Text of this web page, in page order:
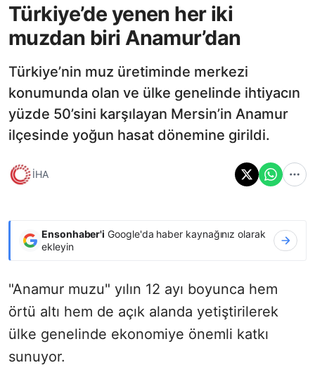
Türkiye’de yenen her iki
muzdan biri Anamur’dan
Türkiye’nin muz üretiminde merkezi
konumunda olan ve ülke genelinde ihtiyacın
yüzde 50’sini karşılayan Mersin’in Anamur
ilçesinde yoğun hasat dönemine girildi.
İHA
Ensonhaber'i Google'da haber kaynağınız olarak
ekleyin
"Anamur muzu" yılın 12 ayı boyunca hem
örtü altı hem de açık alanda yetiştirilerek
ülke genelinde ekonomiye önemli katkı
sunuyor.